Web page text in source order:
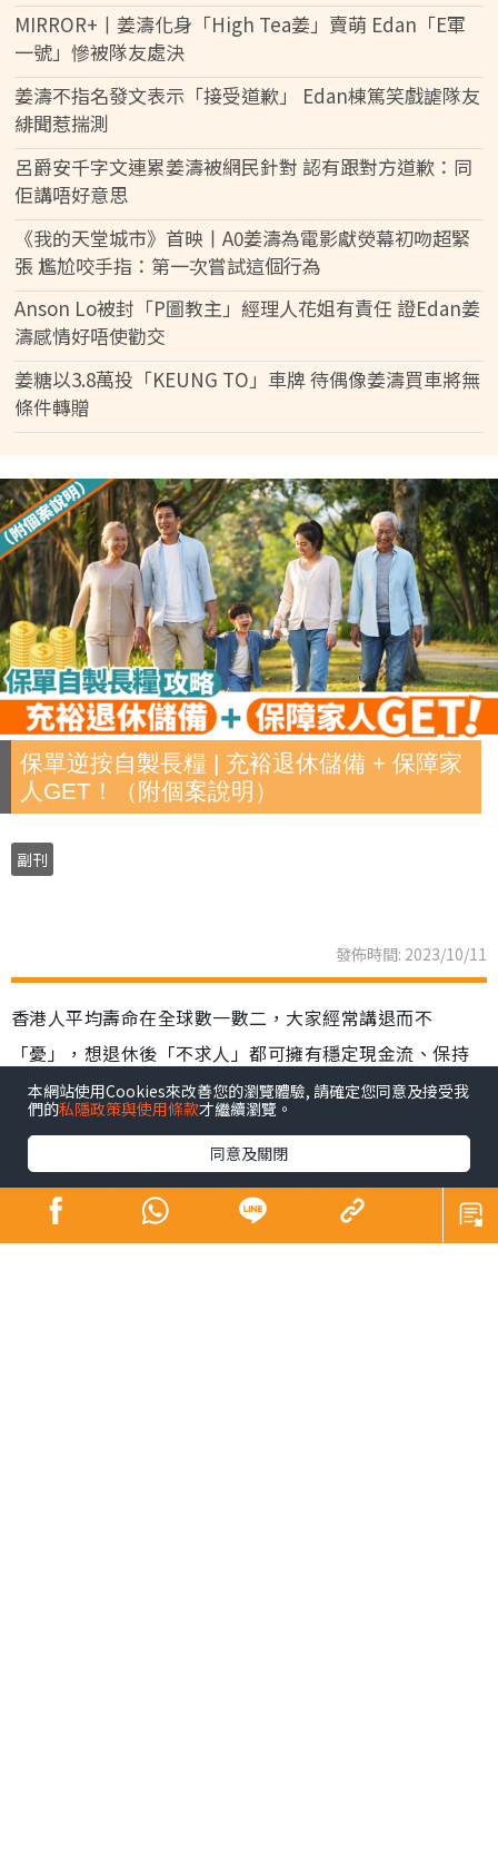
MIRROR+丨姜濤化身「High Tea姜」賣萌 Edan「E軍
一號」慘被隊友處決
姜濤不指名發文表示「接受道歉」 Edan棟篤笑戲謔隊友
緋聞惹揣測
呂爵安千字文連累姜濤被網民針對 認有跟對方道歉：同
佢講唔好意思
《我的天堂城市》首映丨A0姜濤為電影獻熒幕初吻超緊
張 尷尬咬手指：第一次嘗試這個行為
Anson Lo被封「P圖教主」經理人花姐有責任 證Edan姜
濤感情好唔使勸交
姜糖以3.8萬投「KEUNG TO」車牌 待偶像姜濤買車將無
條件轉贈
保單逆按自製長糧 | 充裕退休儲備 + 保障家
人GET！（附個案說明）
副刊
發佈時間: 2023/10/11
香港人平均壽命在全球數一數二，大家經常講退而不
「憂」，想退休後「不求人」都可擁有穩定現金流、保持
生活質素？近年有人以保單逆按自製長糧，您對於保單逆
按計劃又了解幾多呢？
其實，市面上有一款保單逆按計劃¹之合資格壽險計劃，享
儲蓄成分，兼可為提早退休建立充足儲備！年輕時，保單
可以保障家人、增值財富；他日年老時，或可以利用壽險
本網站使用Cookies來改善您的瀏覽體驗, 請確定您同意及接受我
們的私隱政策與使用條款才繼續瀏覽。
同意及關閉